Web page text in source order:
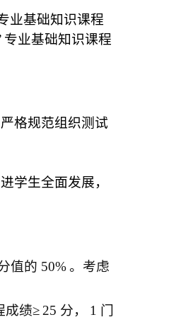
业基础知识课程
专业基础知识课程
格规范组织测试
学生全面发展，
值的 50%。考虑
成绩≥ 25 分， 1 门